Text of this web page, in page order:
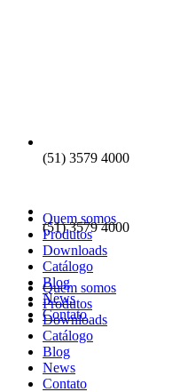
(51) 3579 4000
Quem somos
Produtos
Downloads
Catálogo
Blog
News
Contato
(51) 3579 4000
Quem somos
Produtos
Downloads
Catálogo
Blog
News
Contato